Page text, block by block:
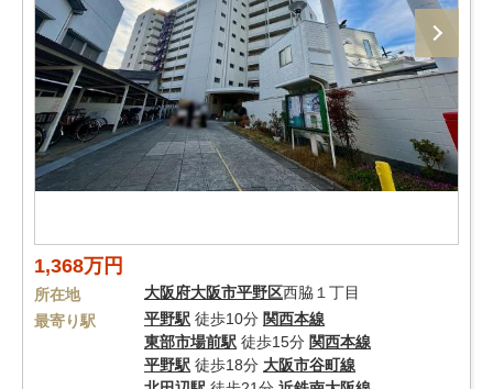
1,368万円
所在地 大阪府大阪市平野区西脇１丁目
最寄り駅
平野駅 徒歩10分 関西本線
東部市場前駅 徒歩15分 関西本線
平野駅 徒歩18分 大阪市谷町線